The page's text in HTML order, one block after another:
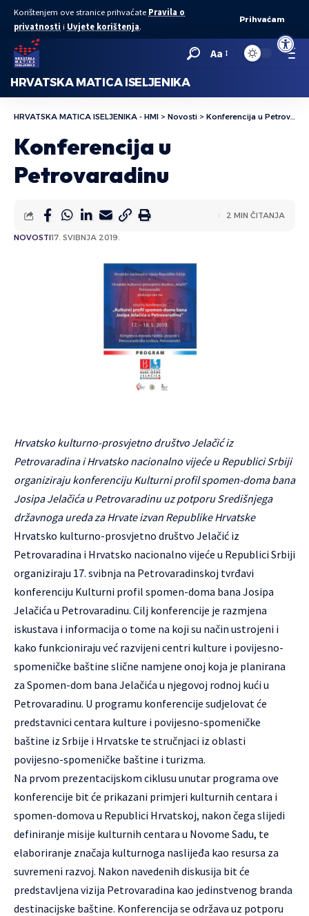
Open
Korištenjem ove stranice prihvaćate Pravila o
privatnosti i Uvjete korištenja.
Prihvaćam
Aa
HRVATSKA MATICA ISELJENIKA
HRVATSKA MATICA ISELJENIKA - HMI > Novosti > Konferencija u Petrovaradinu
Konferencija u
Petrovaradinu
NOVOSTI17. SVIBNJA 2019.
2 MIN ČITANJA
Hrvatsko kulturno-prosvjetno društvo Jelačić iz
Petrovaradina i Hrvatsko nacionalno vijeće u Republici Srbiji
organiziraju konferenciju Kulturni profil spomen-doma bana
Josipa Jelačića u Petrovaradinu uz potporu Središnjega
državnoga ureda za Hrvate izvan Republike Hrvatske
Hrvatsko kulturno-prosvjetno društvo Jelačić iz
Petrovaradina i Hrvatsko nacionalno vijeće u Republici Srbiji
organiziraju 17. svibnja na Petrovaradinskoj tvrđavi
konferenciju Kulturni profil spomen-doma bana Josipa
Jelačića u Petrovaradinu. Cilj konferencije je razmjena
iskustava i informacija o tome na koji su način ustrojeni i
kako funkcioniraju već razvijeni centri kulture i povijesno-
spomeničke baštine slične namjene onoj koja je planirana
za Spomen-dom bana Jelačića u njegovoj rodnoj kući u
Petrovaradinu. U programu konferencije sudjelovat će
predstavnici centara kulture i povijesno-spomeničke
baštine iz Srbije i Hrvatske te stručnjaci iz oblasti
povijesno-spomeničke baštine i turizma.
Na prvom prezentacijskom ciklusu unutar programa ove
konferencije bit će prikazani primjeri kulturnih centara i
spomen-domova u Republici Hrvatskoj, nakon čega slijedi
definiranje misije kulturnih centara u Novome Sadu, te
elaboriranje značaja kulturnoga naslijeđa kao resursa za
suvremeni razvoj. Nakon navedenih diskusija bit će
predstavljena vizija Petrovaradina kao jedinstvenog branda
destinacijske baštine. Konferencija se održava uz potporu